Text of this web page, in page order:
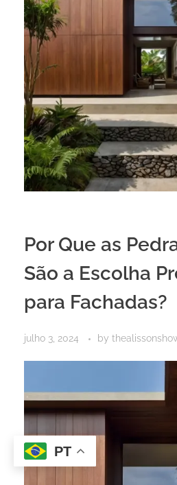
Por Que as
São a Escolha
para Fachadas?
julho 3, 2024 by
PT